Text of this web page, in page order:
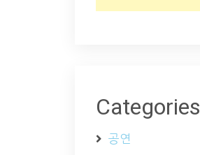
Categories
공연